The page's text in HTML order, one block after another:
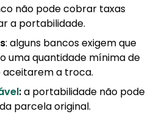
não pode cobrar taxas
a portabilidade.
: alguns bancos exigem que
uma quantidade mínima de
a troca.
:a portabilidade não pode
parcela original.